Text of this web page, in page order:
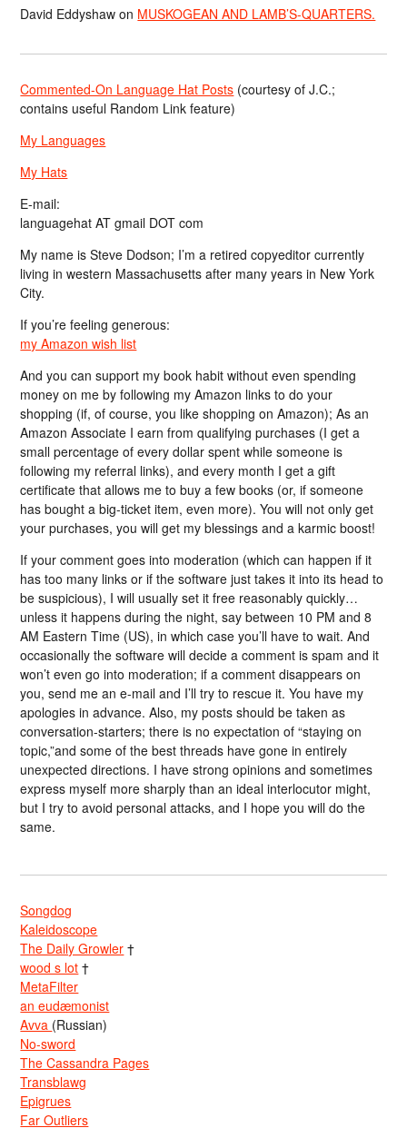
David Eddyshaw on MUSKOGEAN AND LAMB’S-QUARTERS.
Commented-On Language Hat Posts (courtesy of J.C.;
contains useful Random Link feature)
My Languages
My Hats
E-mail:
languagehat AT gmail DOT com
My name is Steve Dodson; I’m a retired copyeditor currently
living in western Massachusetts after many years in New York
City.
If you’re feeling generous:
my Amazon wish list
And you can support my book habit without even spending
money on me by following my Amazon links to do your
shopping (if, of course, you like shopping on Amazon); As an
Amazon Associate I earn from qualifying purchases (I get a
small percentage of every dollar spent while someone is
following my referral links), and every month I get a gift
certificate that allows me to buy a few books (or, if someone
has bought a big-ticket item, even more). You will not only get
your purchases, you will get my blessings and a karmic boost!
If your comment goes into moderation (which can happen if it
has too many links or if the software just takes it into its head to
be suspicious), I will usually set it free reasonably quickly…
unless it happens during the night, say between 10 PM and 8
AM Eastern Time (US), in which case you’ll have to wait. And
occasionally the software will decide a comment is spam and it
won’t even go into moderation; if a comment disappears on
you, send me an e-mail and I’ll try to rescue it. You have my
apologies in advance. Also, my posts should be taken as
conversation-starters; there is no expectation of “staying on
topic,”and some of the best threads have gone in entirely
unexpected directions. I have strong opinions and sometimes
express myself more sharply than an ideal interlocutor might,
but I try to avoid personal attacks, and I hope you will do the
same.
Songdog
Kaleidoscope
The Daily Growler †
wood s lot †
MetaFilter
an eudæmonist
Avva (Russian)
No-sword
The Cassandra Pages
Transblawg
Epigrues
Far Outliers